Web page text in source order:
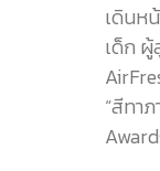
เดินห
เด็ก ผู้
“สีทา